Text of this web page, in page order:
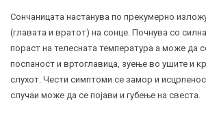
Сончаницата настанува по прекумерно
(главата и вратот) на сонце. Почнува со
пораст на телесната температура а може да
поспаност и вртоглавица, зуење во ушите и
слухот. Чести симптоми се замор и
случаи може да се појави и губење на свеста.